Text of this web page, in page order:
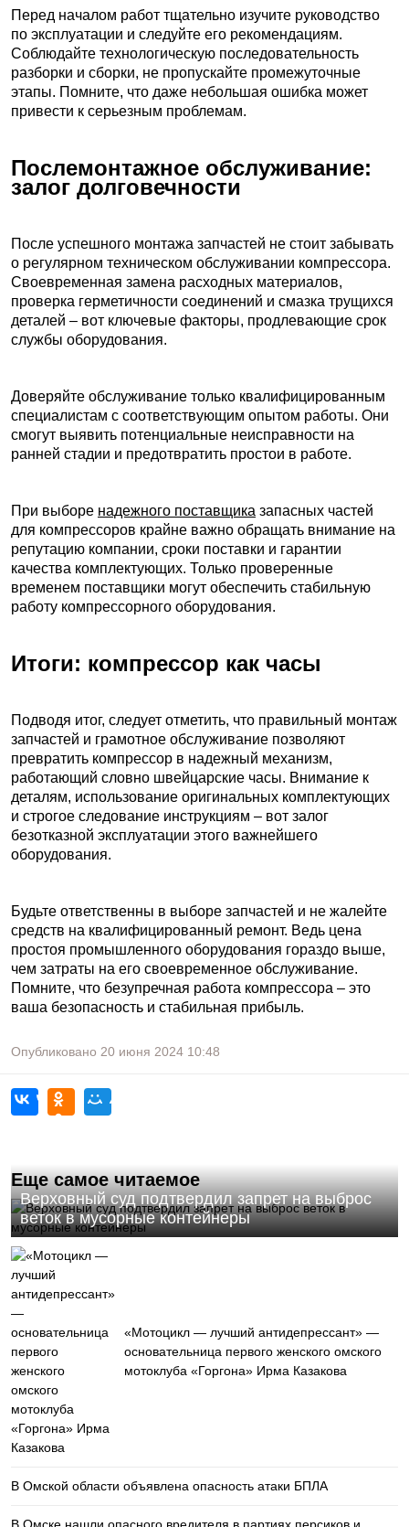
Перед началом работ тщательно изучите руководство
по эксплуатации и следуйте его рекомендациям.
Соблюдайте технологическую последовательность
разборки и сборки, не пропускайте промежуточные
этапы. Помните, что даже небольшая ошибка может
привести к серьезным проблемам.
Послемонтажное обслуживание:
залог долговечности
После успешного монтажа запчастей не стоит забывать
о регулярном техническом обслуживании компрессора.
Своевременная замена расходных материалов,
проверка герметичности соединений и смазка трущихся
деталей – вот ключевые факторы, продлевающие срок
службы оборудования.
Доверяйте обслуживание только квалифицированным
специалистам с соответствующим опытом работы. Они
смогут выявить потенциальные неисправности на
ранней стадии и предотвратить простои в работе.
При выборе надежного поставщика запасных частей
для компрессоров крайне важно обращать внимание на
репутацию компании, сроки поставки и гарантии
качества комплектующих. Только проверенные
временем поставщики могут обеспечить стабильную
работу компрессорного оборудования.
Итоги: компрессор как часы
Подводя итог, следует отметить, что правильный монтаж
запчастей и грамотное обслуживание позволяют
превратить компрессор в надежный механизм,
работающий словно швейцарские часы. Внимание к
деталям, использование оригинальных комплектующих
и строгое следование инструкциям – вот залог
безотказной эксплуатации этого важнейшего
оборудования.
Будьте ответственны в выборе запчастей и не жалейте
средств на квалифицированный ремонт. Ведь цена
простоя промышленного оборудования гораздо выше,
чем затраты на его своевременное обслуживание.
Помните, что безупречная работа компрессора – это
ваша безопасность и стабильная прибыль.
Опубликовано 20 июня 2024 10:48
Еще самое читаемое
Верховный суд подтвердил запрет на выброс
веток в мусорные контейнеры
«Мотоцикл — лучший антидепрессант» —
основательница первого женского омского
мотоклуба «Горгона» Ирма Казакова
В Омской области объявлена опасность атаки БПЛА